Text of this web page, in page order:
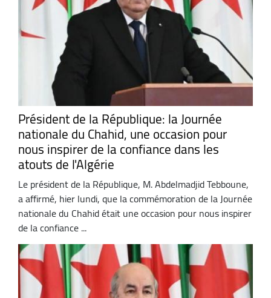
Président de la République: la Journée
nationale du Chahid, une occasion pour
nous inspirer de la confiance dans les
atouts de l'Algérie
Le président de la République, M. Abdelmadjid Tebboune,
a affirmé, hier lundi, que la commémoration de la Journée
nationale du Chahid était une occasion pour nous inspirer
de la confiance ...